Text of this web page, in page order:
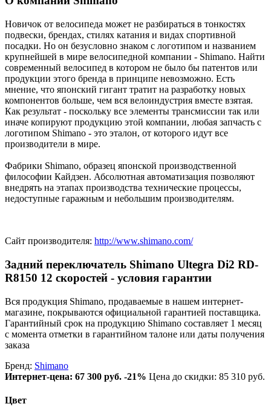
Новичок от велосипеда может не разбираться в тонкостях
подвески, брендах, стилях катания и видах спортивной
посадки. Но он безусловно знаком с логотипом и названием
крупнейшей в мире велосипедной компании - Shimano. Найти
современный велосипед в котором не было бы патентов или
продукции этого бренда в принципе невозможно. Есть
мнение, что японский гигант тратит на разработку новых
компонентов больше, чем вся велоиндустрия вместе взятая.
Как результат - поскольку все элементы трансмиссии так или
иначе копируют продукцию этой компании, любая запчасть с
логотипом Shimano - это эталон, от которого идут все
производители в мире.
Фабрики Shimano, образец японской производственной
философии Кайдзен. Абсолютная автоматизация позволяют
внедрять на этапах производства технические процессы,
недоступные гаражным и небольшим производителям.
Сайт производителя: http://www.shimano.com/
Задний переключатель Shimano Ultegra Di2 RD-
R8150 12 скоростей - условия гарантии
Вся продукция Shimano, продаваемые в нашем интернет-
магазине, покрываются официальной гарантией поставщика.
Гарантийный срок на продукцию Shimano составляет 1 месяц
с момента отметки в гарантийном талоне или даты получения
заказа
Бренд: Shimano
Интернет-цена: 67 300 руб. -21% Цена до скидки: 85 310 руб.
Цвет